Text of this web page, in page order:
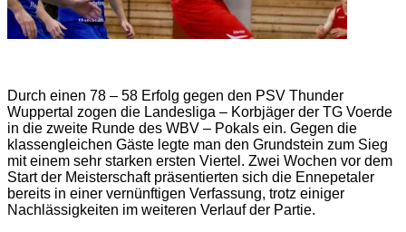
Durch einen 78 – 58 Erfolg gegen den PSV Thunder
Wuppertal zogen die Landesliga – Korbjäger der TG Voerde
in die zweite Runde des WBV – Pokals ein. Gegen die
klassengleichen Gäste legte man den Grundstein zum Sieg
mit einem sehr starken ersten Viertel. Zwei Wochen vor dem
Start der Meisterschaft präsentierten sich die Ennepetaler
bereits in einer vernünftigen Verfassung, trotz einiger
Nachlässigkeiten im weiteren Verlauf der Partie.